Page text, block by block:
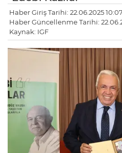
Haber Giriş Tarihi: 22.06.2025 10:07
Haber Güncellenme Tarihi:
Kaynak: IGF